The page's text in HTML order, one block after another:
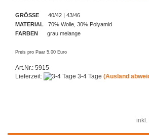
GRÖSSE 40/42 | 43/46
MATERIAL 70% Wolle, 30% Polyamid
FARBEN grau melange
Preis pro Paar 5,00 Euro
Art.Nr.: 5915
Lieferzeit:
3-4 Tage (Ausland
inkl.